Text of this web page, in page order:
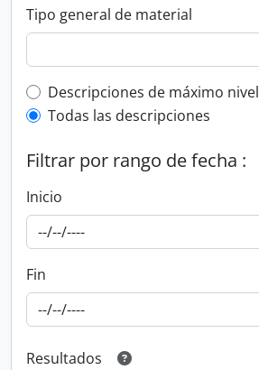
Tipo general de material
Top-level description filter
Descripciones de máximo nivel
Todas las descripciones
Filtrar por rango de fecha :
Inicio
Fin
Resultados